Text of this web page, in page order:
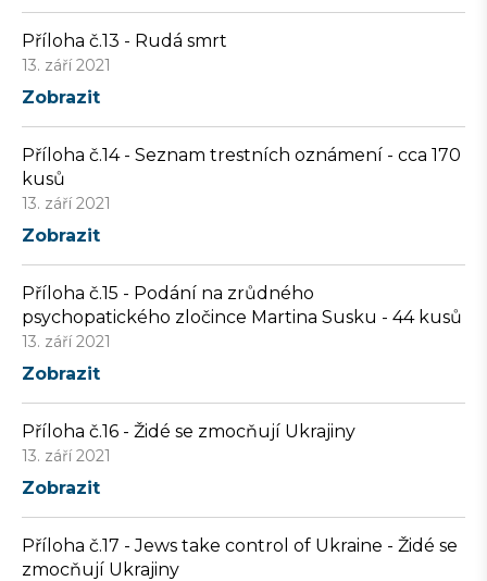
Příloha č.13 - Rudá smrt
13. září 2021
Zobrazit
Příloha č.14 - Seznam trestních oznámení - cca 170
kusů
13. září 2021
Zobrazit
Příloha č.15 - Podání na zrůdného
psychopatického zločince Martina Susku - 44 kusů
13. září 2021
Zobrazit
Příloha č.16 - Židé se zmocňují Ukrajiny
13. září 2021
Zobrazit
Příloha č.17 - Jews take control of Ukraine - Židé se
zmocňují Ukrajiny